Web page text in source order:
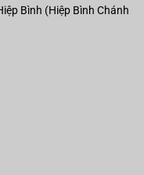
Bình (Hiệp Bình Chánh